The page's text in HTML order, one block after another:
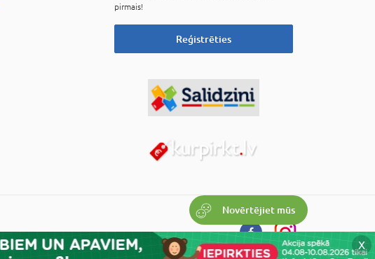
Novērtējiet mūs
X
pirmais!
Reģistrēties